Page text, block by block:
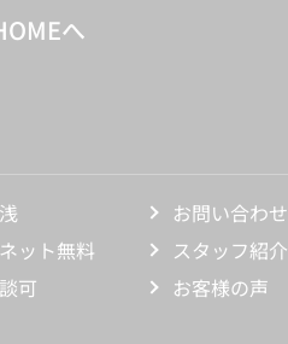
へ
ット無料
可
お問い合わせ
スタッフ紹介
お客様の声